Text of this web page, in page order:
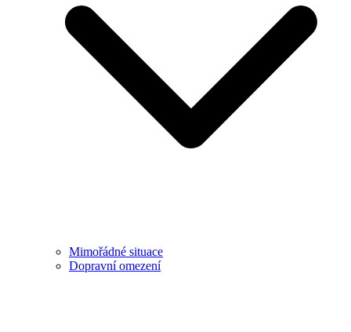
Mimořádné situace
Dopravní omezení